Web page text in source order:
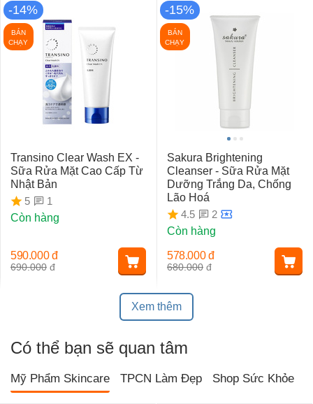
-14%
BÁN
CHẠY
Transino Clear Wash EX -
Sữa Rửa Mặt Cao Cấp Từ
Nhật Bản
5
1
Còn hàng
690.000 đ
590.000 đ
-15%
BÁN
CHẠY
Sakura Brightening
Cleanser - Sữa Rửa Mặt
Dưỡng Trắng Da, Chống
Lão Hoá
4.5
2
Còn hàng
680.000 đ
578.000 đ
Xem thêm
Có thể bạn sẽ quan tâm
Mỹ Phẩm Skincare TPCN Làm Đẹp Shop Sức Khỏe